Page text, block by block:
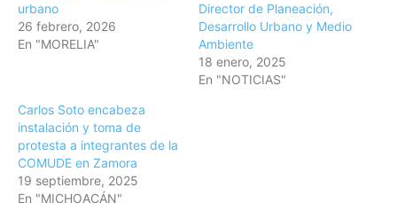
urbano
26 febrero, 2026
En "MORELIA"
Director de Planeación,
Desarrollo Urbano y Medio
Ambiente
18 enero, 2025
En "NOTICIAS"
Carlos Soto encabeza
instalación y toma de
protesta a integrantes de la
COMUDE en Zamora
19 septiembre, 2025
En "MICHOACÁN"